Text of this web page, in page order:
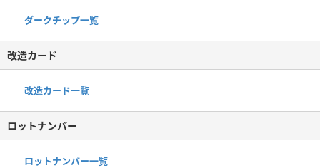
ダークチップ一覧
改造カード
改造カード一覧
ロットナンバー
ロットナンバー一覧